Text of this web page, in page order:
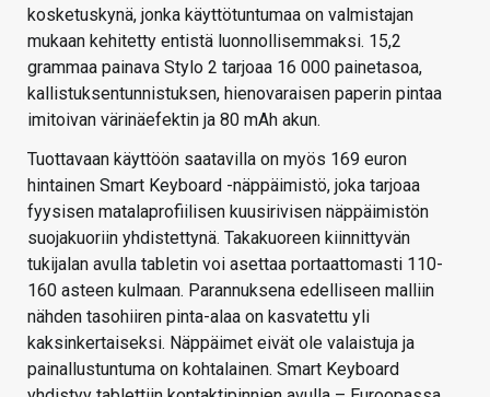
kosketuskynä, jonka käyttötuntumaa on valmistajan
mukaan kehitetty entistä luonnollisemmaksi. 15,2
grammaa painava Stylo 2 tarjoaa 16 000 painetasoa,
kallistuksentunnistuksen, hienovaraisen paperin pintaa
imitoivan värinäefektin ja 80 mAh akun.
Tuottavaan käyttöön saatavilla on myös 169 euron
hintainen Smart Keyboard -näppäimistö, joka tarjoaa
fyysisen matalaprofiilisen kuusirivisen näppäimistön
suojakuoriin yhdistettynä. Takakuoreen kiinnittyvän
tukijalan avulla tabletin voi asettaa portaattomasti 110-
160 asteen kulmaan. Parannuksena edelliseen malliin
nähden tasohiiren pinta-alaa on kasvatettu yli
kaksinkertaiseksi. Näppäimet eivät ole valaistuja ja
painallustuntuma on kohtalainen. Smart Keyboard